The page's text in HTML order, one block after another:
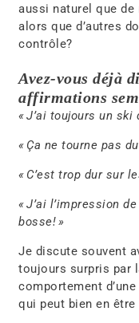
aussi naturel que
alors que d’autres
contrôle?
Avez-vous déjà
affirmations
« J’ai toujours un ski
« Ça ne tourne pas
« C’est trop dur sur
« J’ai l’impression
bosse! »
Je discute souvent
toujours surpris par
comportement
qui peut bien en être